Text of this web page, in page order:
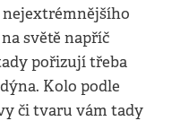
světě napříč
pořizují třeba
Kolo podle
či tvaru vám tady